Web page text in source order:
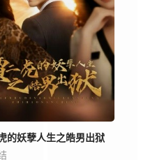
的妖孽人生之皓男出狱